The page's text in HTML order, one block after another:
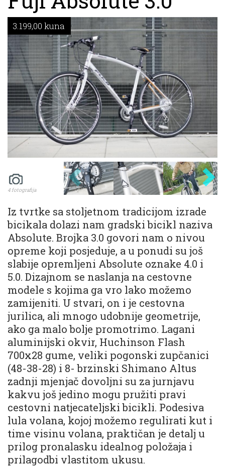
3.199,00 kuna
4 fotografija
Iz tvrtke sa stoljetnom tradicijom izrade
bicikala dolazi nam gradski bicikl naziva
Absolute. Brojka 3.0 govori nam o nivou
opreme koji posjeduje, a u ponudi su još
slabije opremljeni Absolute oznake 4.0 i
5.0. Dizajnom se naslanja na cestovne
modele s kojima ga vro lako možemo
zamijeniti. U stvari, on i je cestovna
jurilica, ali mnogo udobnije geometrije,
ako ga malo bolje promotrimo. Lagani
aluminijski okvir, Huchinson Flash
700x28 gume, veliki pogonski zupčanici
(48-38-28) i 8- brzinski Shimano Altus
zadnji mjenjač dovoljni su za jurnjavu
kakvu još jedino mogu pružiti pravi
cestovni natjecateljski bicikli. Podesiva
lula volana, kojoj možemo regulirati kut i
time visinu volana, praktičan je detalj u
prilog pronalasku idealnog položaja i
prilagodbi vlastitom ukusu.